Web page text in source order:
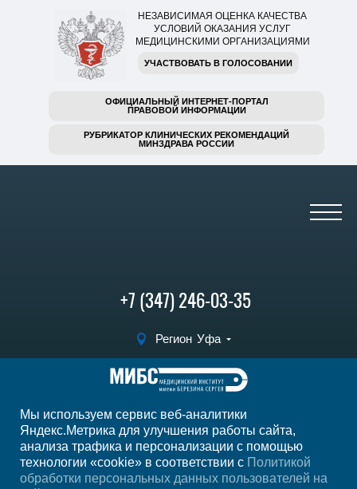
НЕЗАВИСИМАЯ ОЦЕНКА КАЧЕСТВА
УСЛОВИЙ ОКАЗАНИЯ УСЛУГ
МЕДИЦИНСКИМИ ОРГАНИЗАЦИЯМИ
УЧАСТВОВАТЬ В ГОЛОСОВАНИИ
ОФИЦИАЛЬНЫЙ ИНТЕРНЕТ-ПОРТАЛ
ПРАВОВОЙ ИНФОРМАЦИИ
РУБРИКАТОР КЛИНИЧЕСКИХ РЕКОМЕНДАЦИЙ
МИНЗДРАВА РОССИИ
+7 (347) 246-03-35
Регион Уфа
Записаться на
прием
Мы в социальных сетях
Мы используем сервис веб-аналитики
Яндекс.Метрика для улучшения работы сайта,
анализа трафика и персонализации с помощью
технологии «cookie» в соответствии с Политикой
обработки персональных данных пользователей на